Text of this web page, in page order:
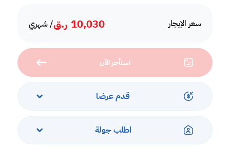
سعر الإيجار 10,030 ر.ق/ شهري
استأجر الآن
قدم عرضا
اطلب جولة
Services and Amenities